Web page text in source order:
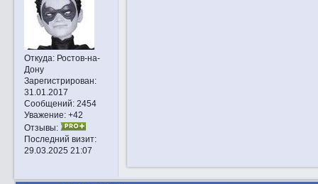
Откуда:Ростов-на-
Дону
Зарегистрирован:
31.01.2017
Сообщений:2454
Уважение: +42
Отзывы:
Последний визит:
29.03.2025 21:07